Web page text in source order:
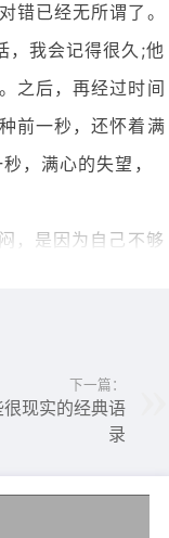
错已经无所谓了。
，我会记得很久;他
之后，再经过时间
前一秒，还怀着满
，满心的失望，
，是因为自己不够
妒，是因为自己
们寻找自己缺点的
下一篇：
很现实的经典语
录